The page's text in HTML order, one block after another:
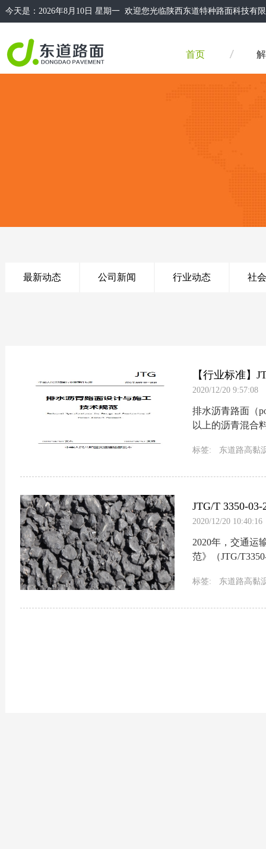
今天是： 2026年8月10日 星期一 欢迎您光临陕西东道特种路面科技有
首页
最新动态 公司新闻 行业动态 社
【行业标准】
施工技术规范
2020/12/20 9:57:08
排水沥青路面（
以上的沥青混合
标签:
东道路高黏
JTG/T 3350-
范》解读
2020/12/20 10:40:16
2020年，交通运
范》（JTG/
标签:
东道路高黏